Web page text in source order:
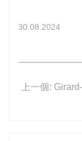
30.08.2024